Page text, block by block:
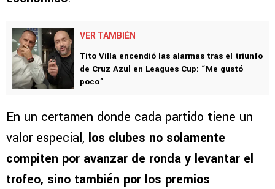
VER TAMBIÉN
Tito Villa encendió las alarmas tras el triunfo
de Cruz Azul en Leagues Cup: “Me gustó
poco”
En un certamen donde cada partido tiene un
valor especial, los clubes no solamente
compiten por avanzar de ronda y levantar el
trofeo, sino también por los premios